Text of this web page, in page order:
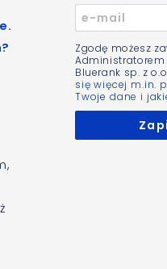
Zgodę możesz
Bluerank sp. z
się więcej m.in.
Twoje dane i